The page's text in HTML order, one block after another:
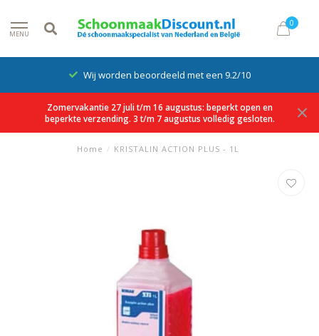
MENU
0
Wij worden beoordeeld met een 9.2/10
Zomervakantie 27 juli t/m 16 augustus: beperkt open en
beperkte verzending. 3 t/m 7 augustus volledig gesloten.
Home / KRISTALIN ACTION PLUS - 1L